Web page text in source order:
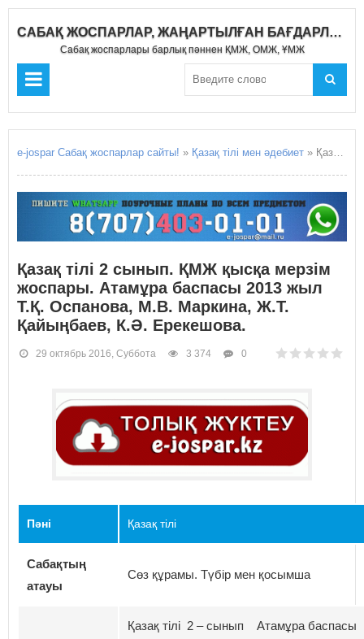
САБАҚ ЖОСПАРЛАР, ЖАҢАРТЫЛҒАН БАҒДАРЛАМА 2018-2019
Сабақ жоспарлары барлық пәннен ҚМЖ, ОМЖ, ҰМЖ
e-jospar Сабақ жоспарлар сайты! » Қазақ тілі мен әдебиет » Қазақ тілі 2 сынып. ҚМЖ қысқа мерзім жоспары. Атамұра баспасы 2013 жыл Т.Қ. Оспанова, М.В. Маркина, Ж.Т. Қайыңбаев, К.Ә. Ерекешова.
Қазақ тілі 2 сынып. ҚМЖ қысқа мерзім
жоспары. Атамұра баспасы 2013 жыл
Т.Қ. Оспанова, М.В. Маркина, Ж.Т.
Қайыңбаев, К.Ә. Ерекешова.
29 октябрь 2016, Суббота 3 374 0
Пәні Қазақ тілі
Сабақтың
атауы
Сөз құрамы. Түбір мен қосымша
Қазақ тілі 2 – сынып Атамұра баспасы